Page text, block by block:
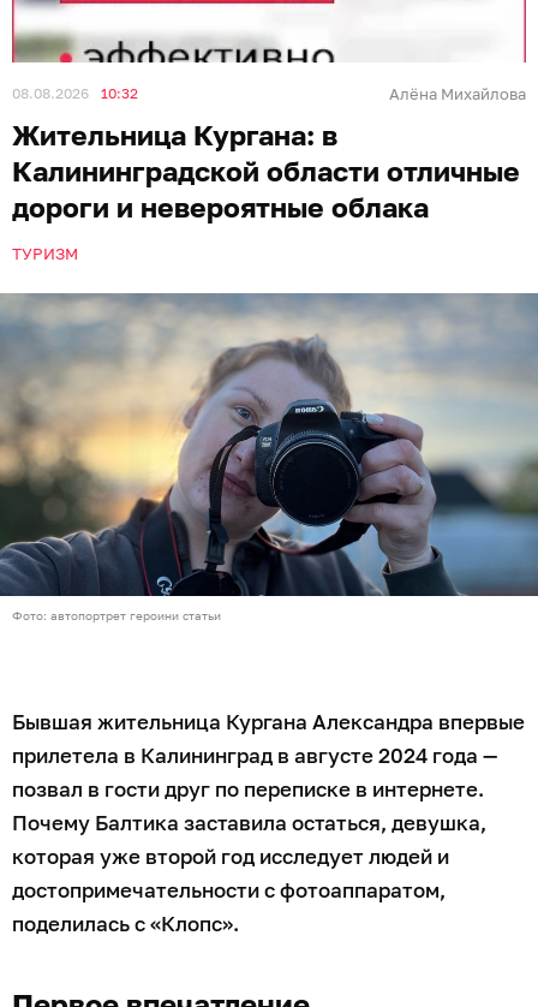
08.08.2026 10:32 Алёна Михайлова
Жительница Кургана: в
Калининградской области отличные
дороги и невероятные облака
ТУРИЗМ
Фото: автопортрет героини статьи
Бывшая жительница Кургана Александра впервые
прилетела в Калининград в августе 2024 года —
позвал в гости друг по переписке в интернете.
Почему Балтика заставила остаться, девушка,
которая уже второй год исследует людей и
достопримечательности с фотоаппаратом,
поделилась с «Клопс».